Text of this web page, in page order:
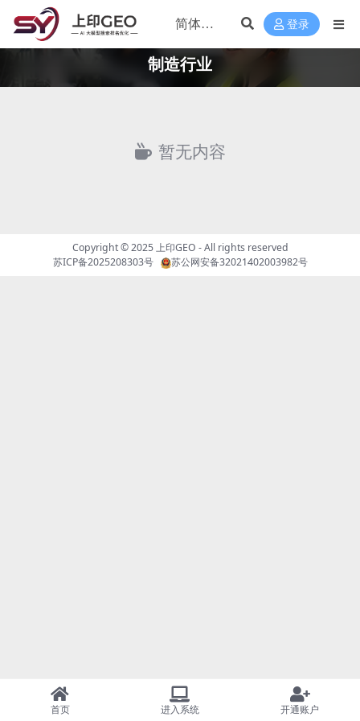
登录
制造行业
暂无内容
Copyright © 2025上印GEO - All rights reserved
苏ICP备2025208303号
苏公网安备32021402003982号
首页 进入系统 开通账户